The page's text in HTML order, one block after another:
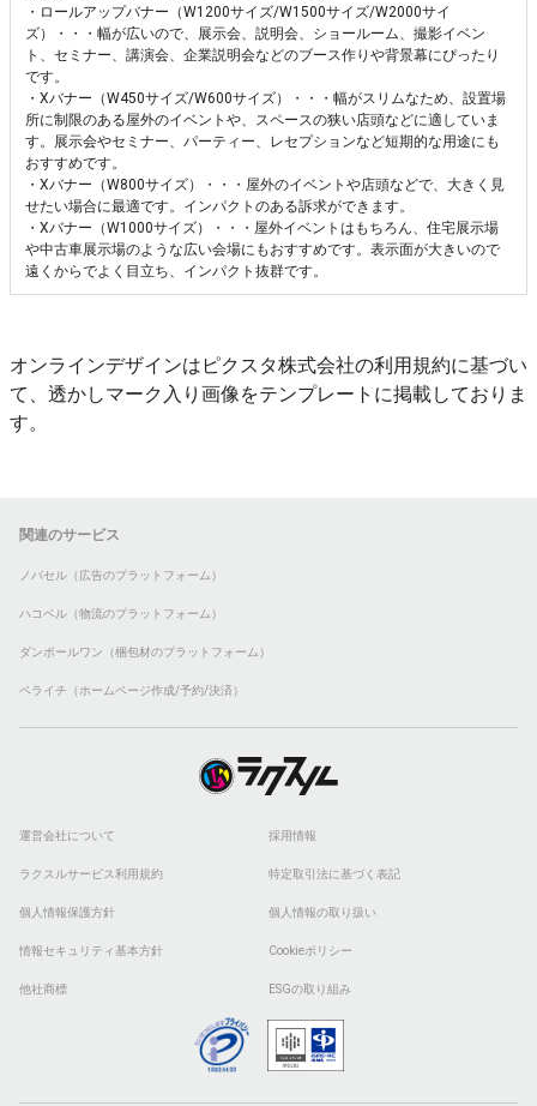
・ロールアップバナー（W1200サイズ/W1500サイズ/W2000サイ
ズ）・・・幅が広いので、展示会、説明会、ショールーム、撮影イベン
ト、セミナー、講演会、企業説明会などのブース作りや背景幕にぴったり
です。
・Xバナー（W450サイズ/W600サイズ）・・・幅がスリムなため、設置場
所に制限のある屋外のイベントや、スペースの狭い店頭などに適していま
す。展示会やセミナー、パーティー、レセプションなど短期的な用途にも
おすすめです。
・Xバナー（W800サイズ）・・・屋外のイベントや店頭などで、大きく見
せたい場合に最適です。インパクトのある訴求ができます。
・Xバナー（W1000サイズ）・・・屋外イベントはもちろん、住宅展示場
や中古車展示場のような広い会場にもおすすめです。表示面が大きいので
遠くからでよく目立ち、インパクト抜群です。
オンラインデザインはピクスタ株式会社の利用規約に基づい
て、透かしマーク入り画像をテンプレートに掲載しておりま
す。
関連のサービス
ノバセル（広告のプラットフォーム）
ハコベル（物流のプラットフォーム）
ダンボールワン（梱包材のプラットフォーム）
ペライチ（ホームページ作成/予約/決済）
運営会社について 採用情報
ラクスルサービス利用規約 特定取引法に基づく表記
個人情報保護方針 個人情報の取り扱い
情報セキュリティ基本方針 Cookieポリシー
他社商標 ESGの取り組み